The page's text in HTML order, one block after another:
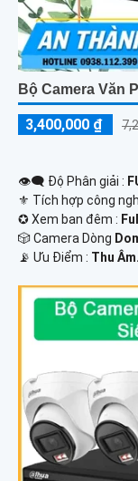
Bộ Camera Văn
3,400,000 ₫
👁️‍🗨 Độ Phân giải :
⚜️ Tích hợp công
✪ Xem ban đêm :
🎲 Camera Dòng
️📡 Ưu Điểm : Thu Âm.